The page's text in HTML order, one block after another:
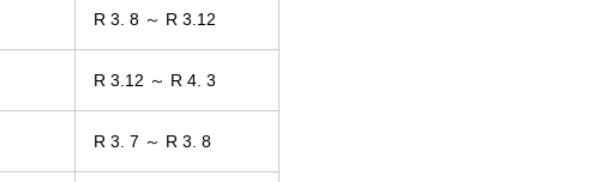
R 3. 8 ～ R 3.12
R 3.12 ～ R 4. 3
R 3. 7 ～ R 3. 8